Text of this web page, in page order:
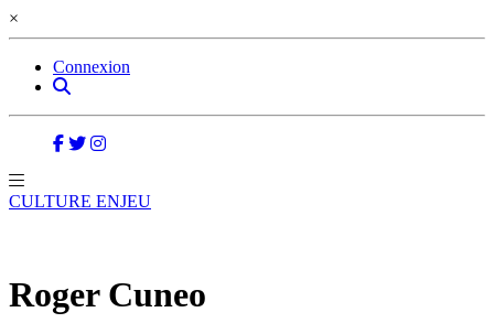
×
Connexion
CULTURE ENJEU
Roger Cuneo